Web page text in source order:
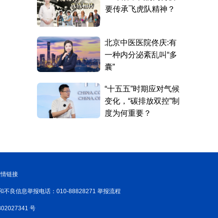
链接
不良信息举报电话：010-88828271 举报流程
号